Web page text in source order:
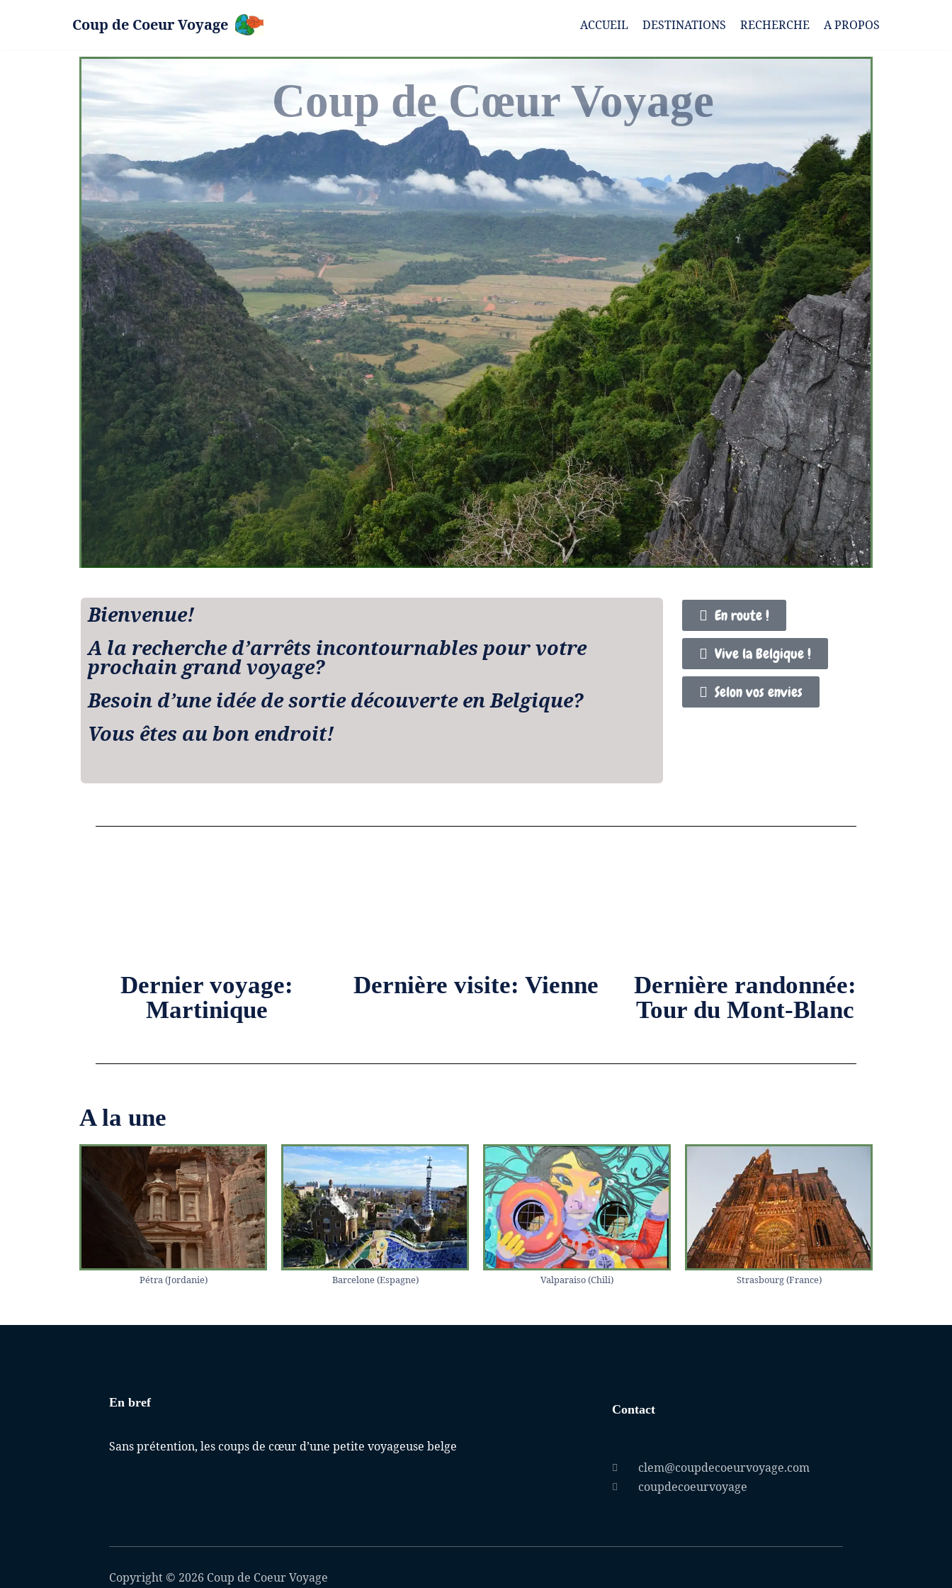
Coup de Coeur Voyage ACCUEIL DESTINATIONS RECHERCHE A PROPOS
Coup de Cœur Voyage
Bienvenue!
A la recherche d’arrêts incontournables pour votre
prochain grand voyage?
Besoin d’une idée de sortie découverte en Belgique?
Vous êtes au bon endroit!
La combinaison parfaite de la danse et de la musique est enivrante.
En route !
Vive la Belgique !
Selon vos envies
Dernier voyage:
Martinique
Dernière visite: Vienne
Dernière randonnée:
Tour du Mont-Blanc
A la une
Pétra (Jordanie) Barcelone (Espagne) Valparaiso (Chili) Strasbourg (France)
En bref
Sans prétention, les coups de cœur d’une petite voyageuse belge
Contact
clem@coupdecoeurvoyage.com
coupdecoeurvoyage
Copyright © 2026 Coup de Coeur Voyage